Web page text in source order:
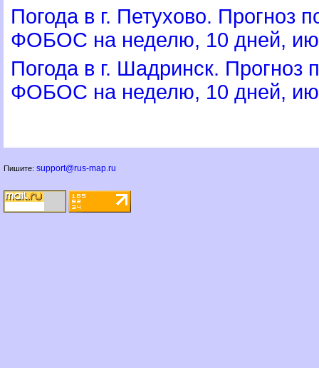
Погода в г. Петухово. Прогноз
ФОБОС на неделю, 10 дней,
Погода в г. Шадринск. Прогноз
ФОБОС на неделю, 10 дней,
Пишите: support@rus-map.ru